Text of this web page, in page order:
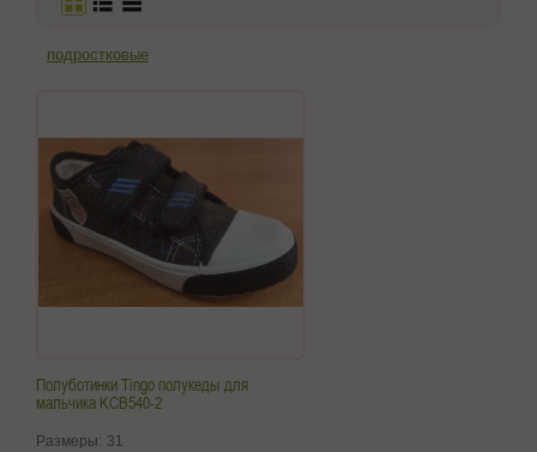
подростковые
Полуботинки Tingo полукеды для
мальчика KCB540-2
Размеры: 31